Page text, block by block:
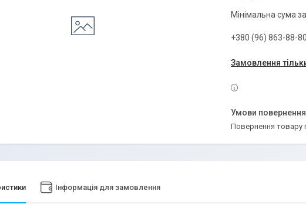
Мінімальна сума
+380 (96) 863-88-80
Замовлення
повернення товару
Інформація для замовлення